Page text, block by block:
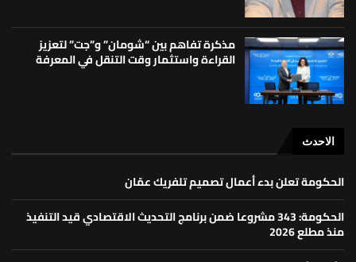
مذكرة تفاهم بين “شومان” و”جت” لتعزيز
القراءة واستثمار وقت التنقل في المعرفة
الاحدث
الحكومة تعلن بدء أعمال تصميم تلفريك عمّان
الحكومة: 343 مشروعا ضمن برنامج التحديث الاقتصادي قيد التنفيذ
منذ مطلع 2026